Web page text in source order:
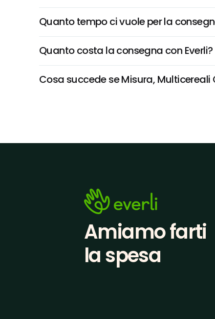
Quanto tempo ci vuole per la
Quanto costa la consegna con Everli?
Cosa succede se Misura,
Amiamo farti
la spesa